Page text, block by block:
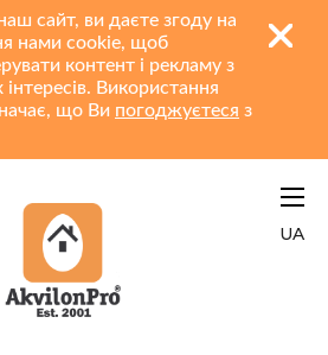
сайт, ви даєте згоду на
нами cookie, щоб
контент і рекламу з
Використання
що Ви погоджуєтеся з
UA